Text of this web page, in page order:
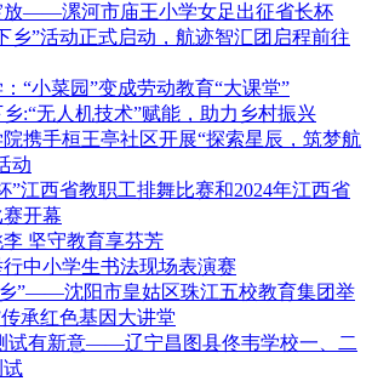
放——漯河市庙王小学女足出征省长杯
乡”活动正式启动，航迹智汇团启程前往
“小菜园”变成劳动教育“大课堂”
:“无人机技术”赋能，助力乡村振兴
携手桓王亭社区开展“探索星辰，筑梦航
动
”江西省教职工排舞比赛和2024年江西省
开幕
坚守教育享芬芳
中小学生书法现场表演赛
”——沈阳市皇姑区珠江五校教育集团举
承红色基因大讲堂
试有新意——辽宁昌图县佟韦学校一、二
试